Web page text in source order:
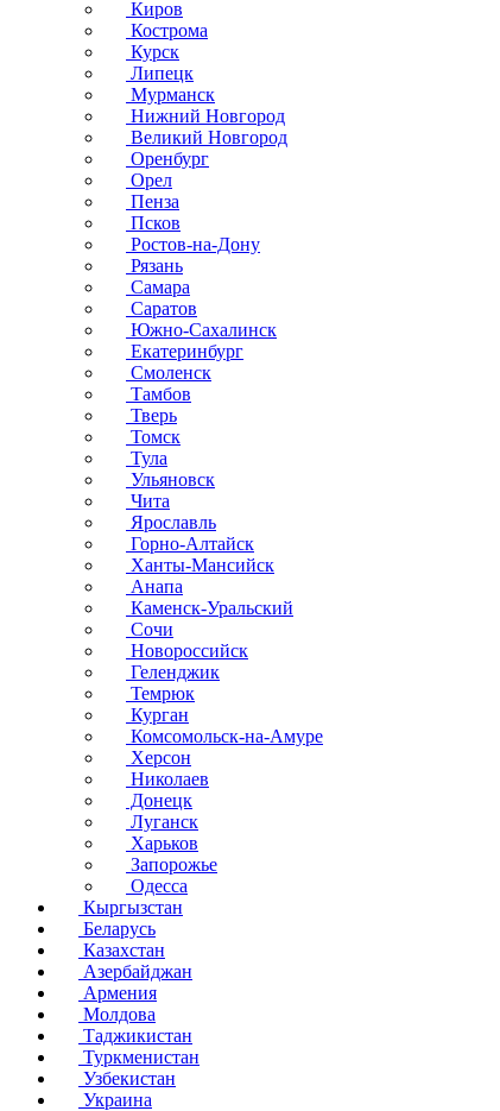
Киров
Кострома
Курск
Липецк
Мурманск
Нижний Новгород
Великий Новгород
Оренбург
Орел
Пенза
Псков
Ростов-на-Дону
Рязань
Самара
Саратов
Южно-Сахалинск
Екатеринбург
Смоленск
Тамбов
Тверь
Томск
Тула
Ульяновск
Чита
Ярославль
Горно-Алтайск
Ханты-Мансийск
Анапа
Каменск-Уральский
Сочи
Новороссийск
Геленджик
Темрюк
Курган
Комсомольск-на-Амуре
Херсон
Николаев
Донецк
Луганск
Харьков
Запорожье
Одесса
Кыргызстан
Беларусь
Казахстан
Азербайджан
Армения
Молдова
Таджикистан
Туркменистан
Узбекистан
Украина